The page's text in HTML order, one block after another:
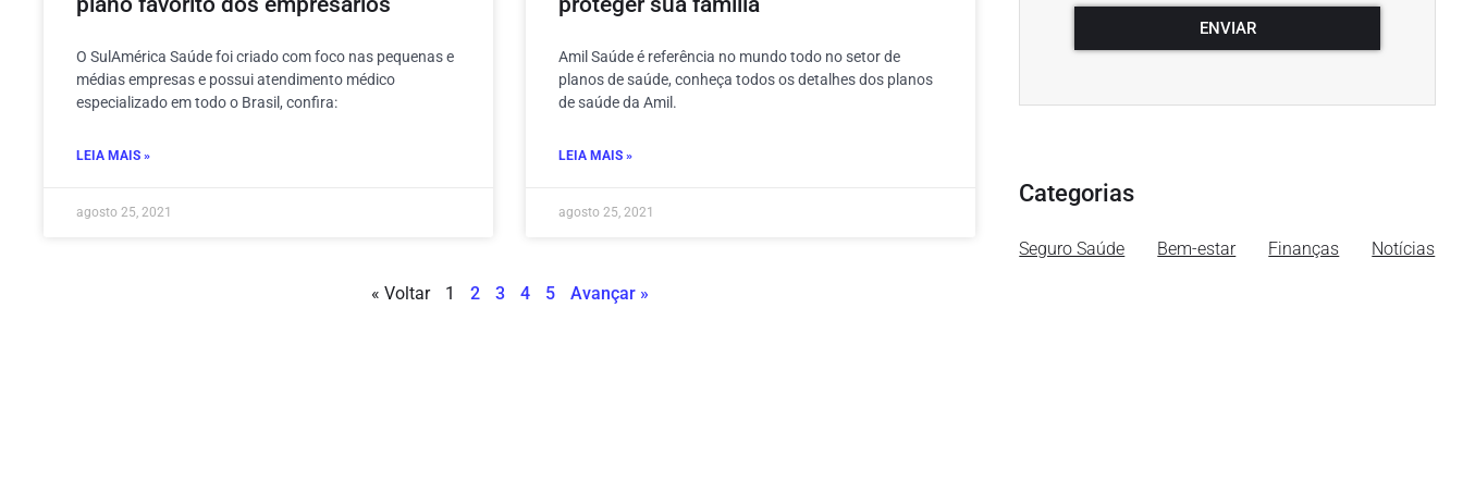
O SulAmérica Saúde foi criado com foco nas pequenas e
médias empresas e possui atendimento médico
especializado em todo o Brasil, confira:
LEIA MAIS »
agosto 25, 2021
Amil Saúde é referência no mundo todo no setor de
planos de saúde, conheça todos os detalhes dos planos
de saúde da Amil.
LEIA MAIS »
agosto 25, 2021
« Voltar 1 2 3 4 5 Avançar »
ENVIAR
Categorias
Seguro Saúde Bem-estar Finanças Notícias